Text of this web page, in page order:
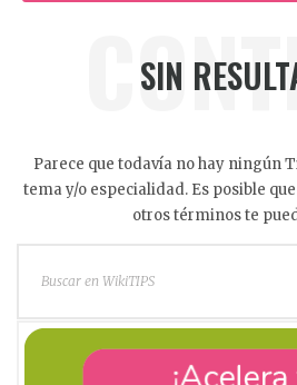
SIN
Parece que todavía no hay ningún
tema y/o especialidad. Es posible
otros términos te